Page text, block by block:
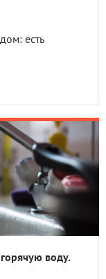
есть
воду.